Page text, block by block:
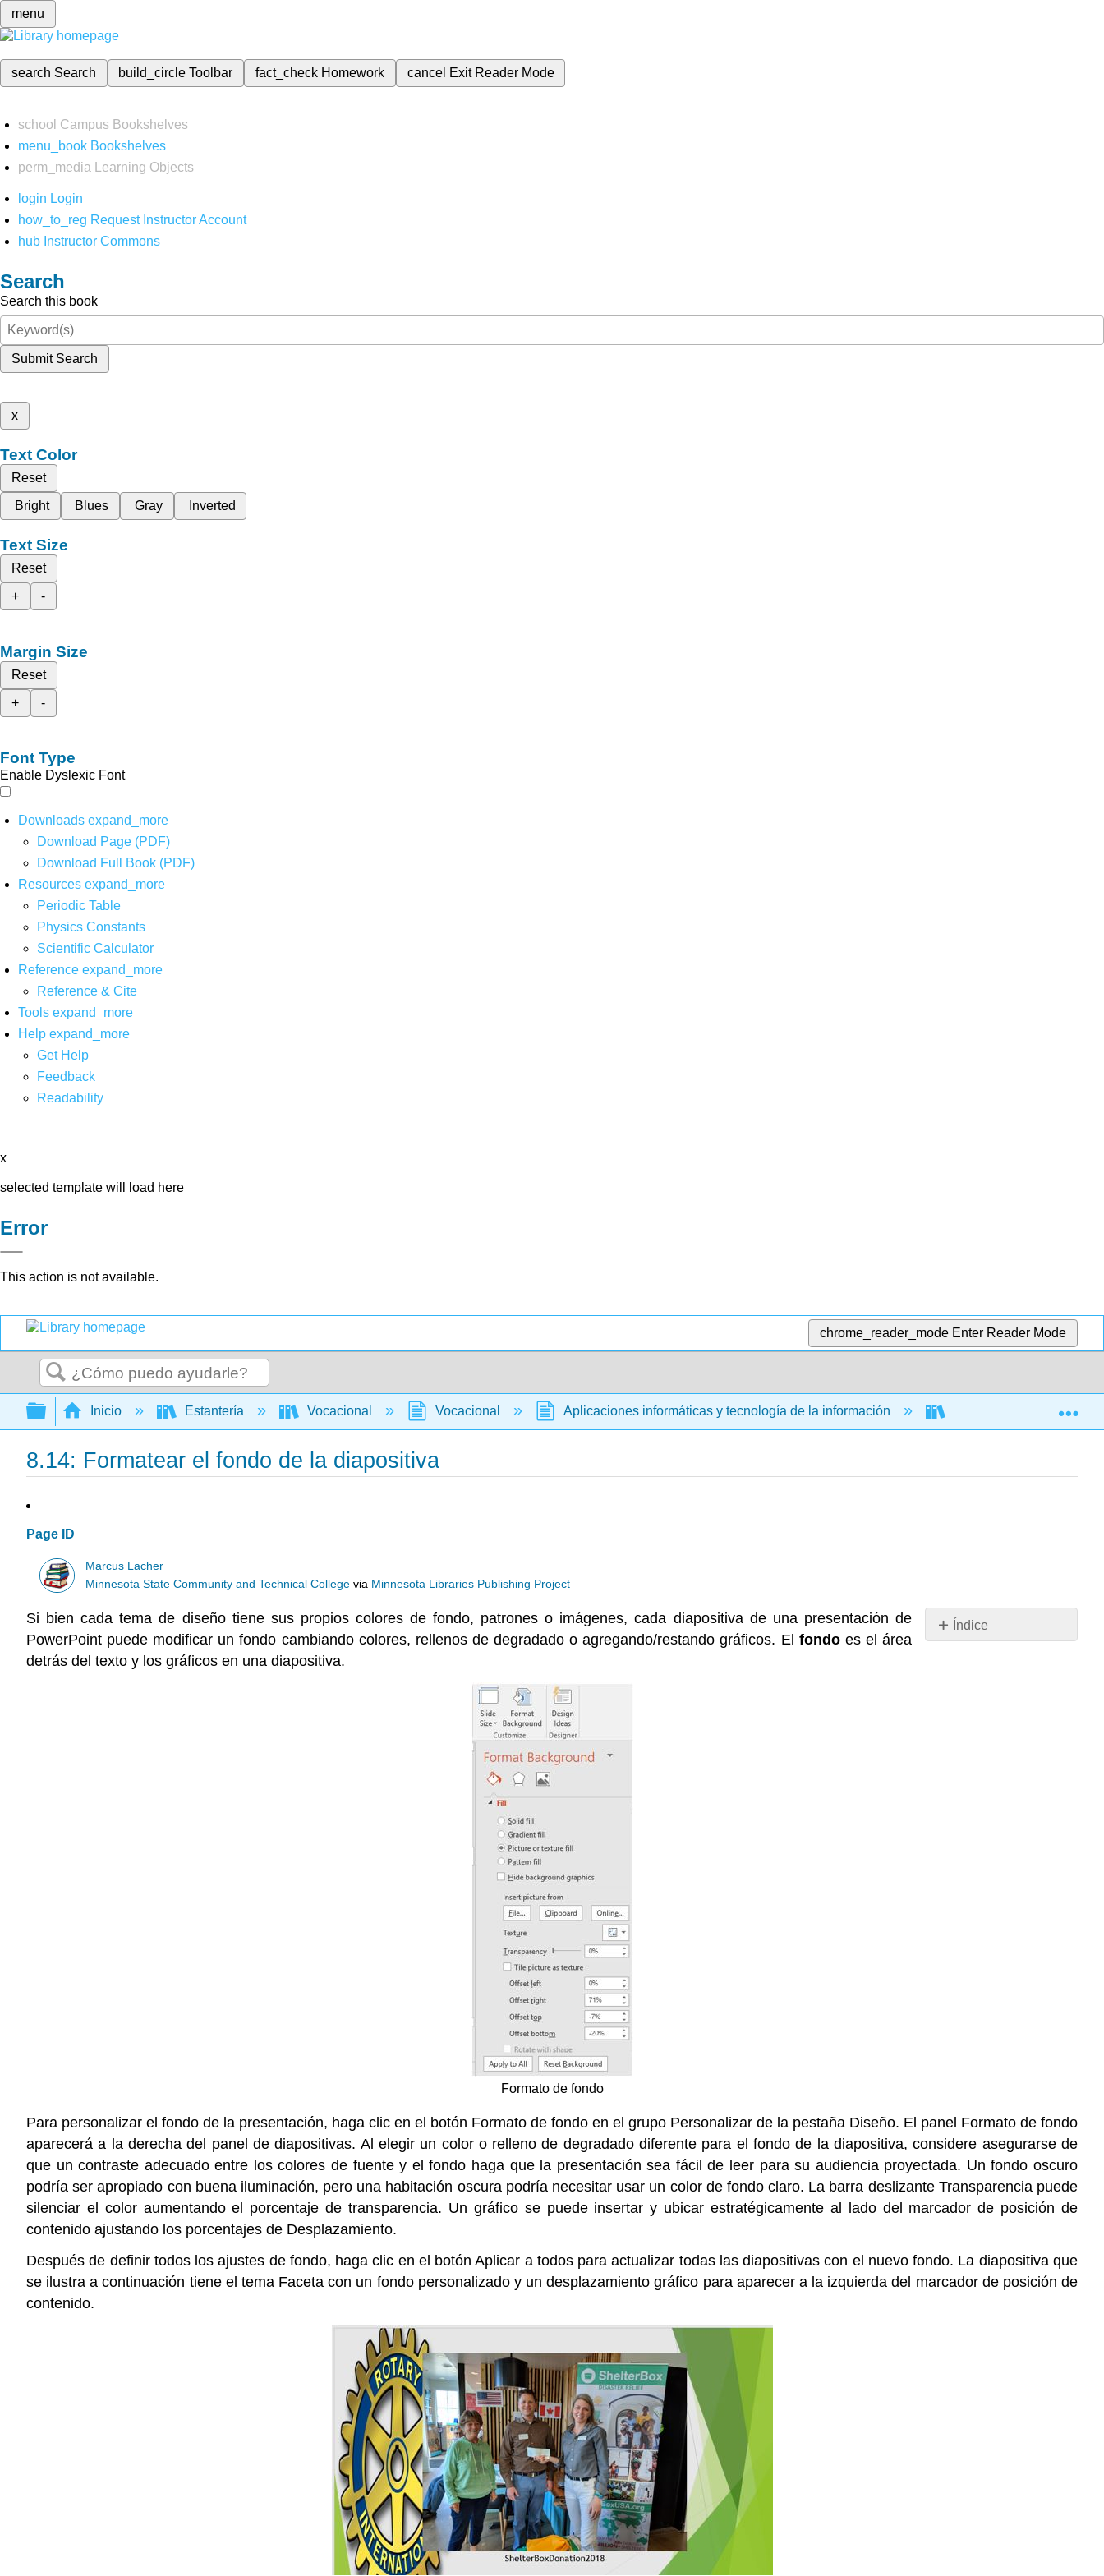
menu
search Search build_circleToolbar fact_check Homework cancel Exit Reader Mode
school Campus Bookshelves
menu_book Bookshelves
perm_media
Learning Objects
login Login
how_to_reg Request Instructor Account
hub Instructor Commons
Search
Search this book
Submit Search
x
Text Color
Reset
Bright
Blues Gray Inverted
Text Size
Reset
+
-
Margin Size
Reset
+
-
Font Type
Enable Dyslexic Font
Downloads expand_more
Download Page (PDF)
Download Full Book (PDF)
Resources expand_more
Periodic Table
Physics Constants
Scientific Calculator
Reference expand_more
Reference & Cite
Tools expand_more
Help expand_more
Get Help
Feedback
Readability
x
selected template will load here
Error
This action is not available.
chrome_reader_mode Enter Reader Mode
Buscar
Expandir/contraer jerarquía global
Inicio Estantería Vocacional Vocacional Aplicaciones informáticas y tecnología de la información Aplicaciones
8.14: Formatear el fondo de la diapositiva
Page ID
Marcus Lacher
Minnesota State Community and Technical College via Minnesota Libraries Publishing Project
Índice
Sin
Si bien cada tema de diseño tiene sus propios colores de fondo, patrones o imágenes, cada diapositiva de una presentación de
PowerPoint puede modificar un fondo cambiando colores, rellenos de degradado o agregando/restando gráficos. El fondoes el área
detrás del texto y los gráficos en una diapositiva.
Formato de fondo
Para personalizar el fondo de la presentación, haga clic en el botón Formato de fondo en el grupo Personalizar de la pestaña Diseño. El panel Formato de fondo
aparecerá a la derecha del panel de diapositivas. Al elegir un color o relleno de degradado diferente para el fondo de la diapositiva, considere asegurarse de
que un contraste adecuado entre los colores de fuente y el fondo haga que la presentación sea fácil de leer para su audiencia proyectada. Un fondo oscuro
podría ser apropiado con buena iluminación, pero una habitación oscura podría necesitar usar un color de fondo claro. La barra deslizante Transparencia puede
silenciar el color aumentando el porcentaje de transparencia. Un gráfico se puede insertar y ubicar estratégicamente al lado del marcador de posición de
contenido ajustando los porcentajes de Desplazamiento.
Después de definir todos los ajustes de fondo, haga clic en el botón Aplicar a todos para actualizar todas las diapositivas con el nuevo fondo. La diapositiva que
se ilustra a continuación tiene el tema Faceta con un fondo personalizado y un desplazamiento gráfico para aparecer a la izquierda del marcador de posición de
contenido.